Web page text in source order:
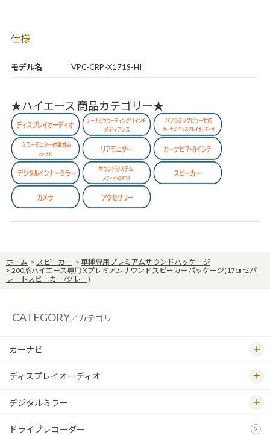
モデル名 VPC-CRP-X171S-HI
仕様
★ハイエース 商品カテゴリー★
ホーム > スピーカー > 車種専用プレミアムサウンドパッケージ
> 200系ハイエース専用 Xプレミアムサウンドスピーカーパッケージ(17㎝セパ
レートスピーカー/グレー)
CATEGORY／カテゴリ
カーナビ
ディスプレイオーディオ
デジタルミラー
ドライブレコーダー